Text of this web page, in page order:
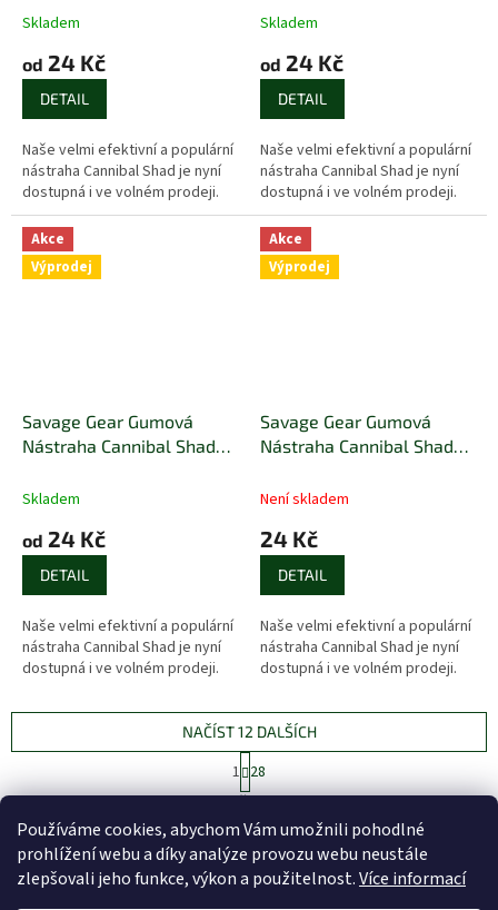
Používáme cookies, abychom Vám umožnili pohodlné
prohlížení webu a díky analýze provozu webu neustále
zlepšovali jeho funkce, výkon a použitelnost.Více informací
Skladem
od 24 Kč
DETAIL
Naše velmi efektivní a populární
nástraha Cannibal Shad je nyní
dostupná i ve volném prodeji.
Skladem
od 24 Kč
DETAIL
Naše velmi efektivní a populární
nástraha Cannibal Shad je nyní
dostupná i ve volném prodeji.
Akce
Výprodej
Savage Gear Gumová
Nástraha Cannibal Shad
Skladem
od 24 Kč
DETAIL
Naše velmi efektivní a populární
nástraha Cannibal Shad je nyní
dostupná i ve volném prodeji.
Akce
Výprodej
Savage Gear Gumová
Nástraha Cannibal Shad
Není skladem
24 Kč
DETAIL
Naše velmi efektivní a populární
nástraha Cannibal Shad je nyní
dostupná i ve volném prodeji.
O
l
á
d
NAČÍST 12 DALŠÍCH
t
r
á
n
k
o
v
1 28
335položek celkem
NAHORU